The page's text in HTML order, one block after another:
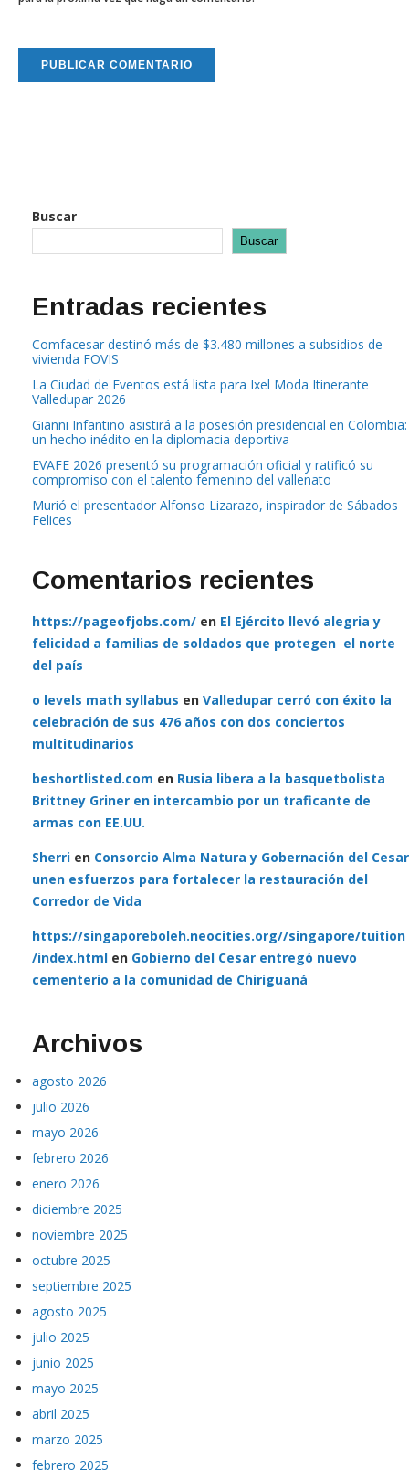
Buscar
Buscar
Entradas recientes
Comfacesar destinó más de $3.480 millones a subsidios de
vivienda FOVIS
La Ciudad de Eventos está lista para Ixel Moda Itinerante
Valledupar 2026
Gianni Infantino asistirá a la posesión presidencial en Colombia:
un hecho inédito en la diplomacia deportiva
EVAFE 2026 presentó su programación oficial y ratificó su
compromiso con el talento femenino del vallenato
Murió el presentador Alfonso Lizarazo, inspirador de Sábados
Felices
Comentarios recientes
https://pageofjobs.com/ en El Ejército llevó alegria y
felicidad a familias de soldados que protegen el norte
del país
o levels math syllabus en Valledupar cerró con éxito la
celebración de sus 476 años con dos conciertos
multitudinarios
beshortlisted.com en Rusia libera a la basquetbolista
Brittney Griner en intercambio por un traficante de
armas con EE.UU.
Sherri en Consorcio Alma Natura y Gobernación del Cesar
unen esfuerzos para fortalecer la restauración del
Corredor de Vida
https://singaporeboleh.neocities.org//singapore/tuition
/index.html en Gobierno del Cesar entregó nuevo
cementerio a la comunidad de Chiriguaná
Archivos
agosto 2026
julio 2026
mayo 2026
febrero 2026
enero 2026
diciembre 2025
noviembre 2025
octubre 2025
septiembre 2025
agosto 2025
julio 2025
junio 2025
mayo 2025
abril 2025
marzo 2025
febrero 2025